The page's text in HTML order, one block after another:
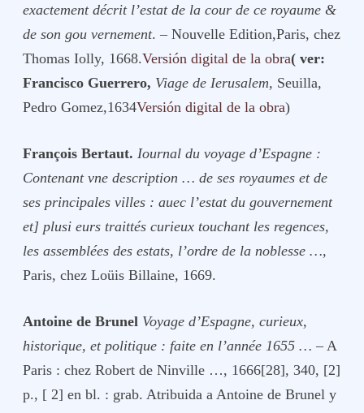
exactement décrit l’estat de la cour de ce royaume &
de son gou vernement. – Nouvelle Edition,Paris, chez
Thomas Iolly, 1668.Versión digital de la obra( ver:
Francisco Guerrero, Viage de Ierusalem, Seuilla,
Pedro Gomez,1634Versión digital de la obra)
François Bertaut. Iournal du voyage d’Espagne :
Contenant vne description … de ses royaumes et de
ses principales villes : auec l’estat du gouvernement
et] plusi eurs traittés curieux touchant les regences,
les assemblées des estats, l’ordre de la noblesse …,
Paris, chez Loüis Billaine, 1669.
Antoine de Brunel Voyage d’Espagne, curieux,
historique, et politique : faite en l’année 1655 …– A
Paris : chez Robert de Ninville …, 1666[28], 340, [2]
p., [ 2] en bl. : grab. Atribuida a Antoine de Brunel y